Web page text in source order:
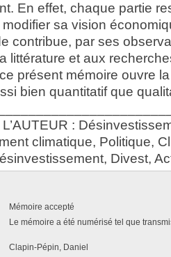
En effet, chaque partie
sa vision
contribue, par ses
littérature et aux
présent mémoire ouvre
bien quantitatif que
:
climatique, Politique,
Divest,
Mémoire accepté
Le mémoire a été numérisé tel que
Clapin-Pépin, Daniel